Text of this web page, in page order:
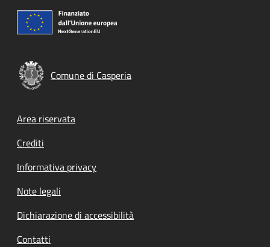
Comune di Casperia
Footer menu
Area riservata
Crediti
Informativa privacy
Note legali
Dichiarazione di accessibilità
Contatti